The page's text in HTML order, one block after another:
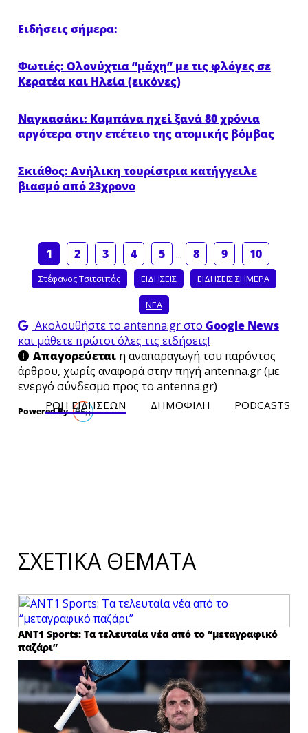
Ειδήσεις σήμερα:
Φωτιές: Ολονύχτια “μάχη” με τις φλόγες σε
Κερατέα και Ηλεία (εικόνες)
Ναγκασάκι: Καμπάνα ηχεί ξανά 80 χρόνια
αργότερα στην επέτειο της ατομικής βόμβας
Σκιάθος: Ανήλικη τουρίστρια κατήγγειλε
βιασμό από 23χρονο
1 2 3 4 5 ... 8 9 10
Στέφανος Τσιτσιπάς ΕΙΔΗΣΕΙΣ ΕΙΔΗΣΕΙΣ ΣΗΜΕΡΑ
ΝΕΑ
Ακολουθήστε το antenna.gr στο Google News
και μάθετε πρώτοι όλες τις ειδήσεις!
Απαγορεύεταιη αναπαραγωγή του παρόντος
άρθρου, χωρίς αναφορά στην πηγή antenna.gr (με
ενεργό σύνδεσμο προς το antenna.gr)
ΡΟΗ ΕΙΔΗΣΕΩΝ ΔΗΜΟΦΙΛH PODCASTS
ΣΧΕΤΙΚΑ ΘΕΜΑΤΑ
ANT1 Sports: Τα τελευταία νέα από το “μεταγραφικό
παζάρι”